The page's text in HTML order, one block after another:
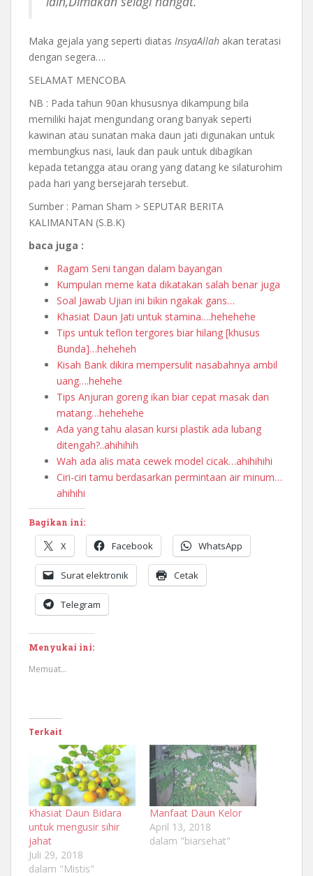
Maka gejala yang seperti diatas InsyaAllah akan teratasi
dengan segera….
SELAMAT MENCOBA
NB : Pada tahun 90an khususnya dikampung bila
memiliki hajat mengundang orang banyak seperti
kawinan atau sunatan maka daun jati digunakan untuk
membungkus nasi, lauk dan pauk untuk dibagikan
kepada tetangga atau orang yang datang ke silaturohim
pada hari yang bersejarah tersebut.
Sumber : Paman Sham > ‎SEPUTAR BERITA
KALIMANTAN (S.B.K)
baca juga :
Ragam Seni tangan dalam bayangan
Kumpulan meme kata dikatakan salah benar juga
Soal Jawab Ujian ini bikin ngakak gans…
Khasiat Daun Jati untuk stamina….hehehehe
Tips untuk teflon tergores biar hilang [khusus
Bunda]…heheheh
Kisah Bank dikira mempersulit nasabahnya ambil
uang….hehehe
Tips Anjuran goreng ikan biar cepat masak dan
matang…hehehehe
Ada yang tahu alasan kursi plastik ada lubang
ditengah?..ahihihih
Wah ada alis mata cewek model cicak…ahihihihi
Ciri-ciri tamu berdasarkan permintaan air minum…
ahihihi
Bagikan ini:
X Facebook WhatsApp
Surat elektronik Cetak
Telegram
Menyukai ini:
Memuat...
Terkait
Khasiat Daun Bidara
untuk mengusir sihir
jahat
Juli 29, 2018
dalam "Mistis"
Manfaat Daun Kelor
April 13, 2018
dalam "biarsehat"